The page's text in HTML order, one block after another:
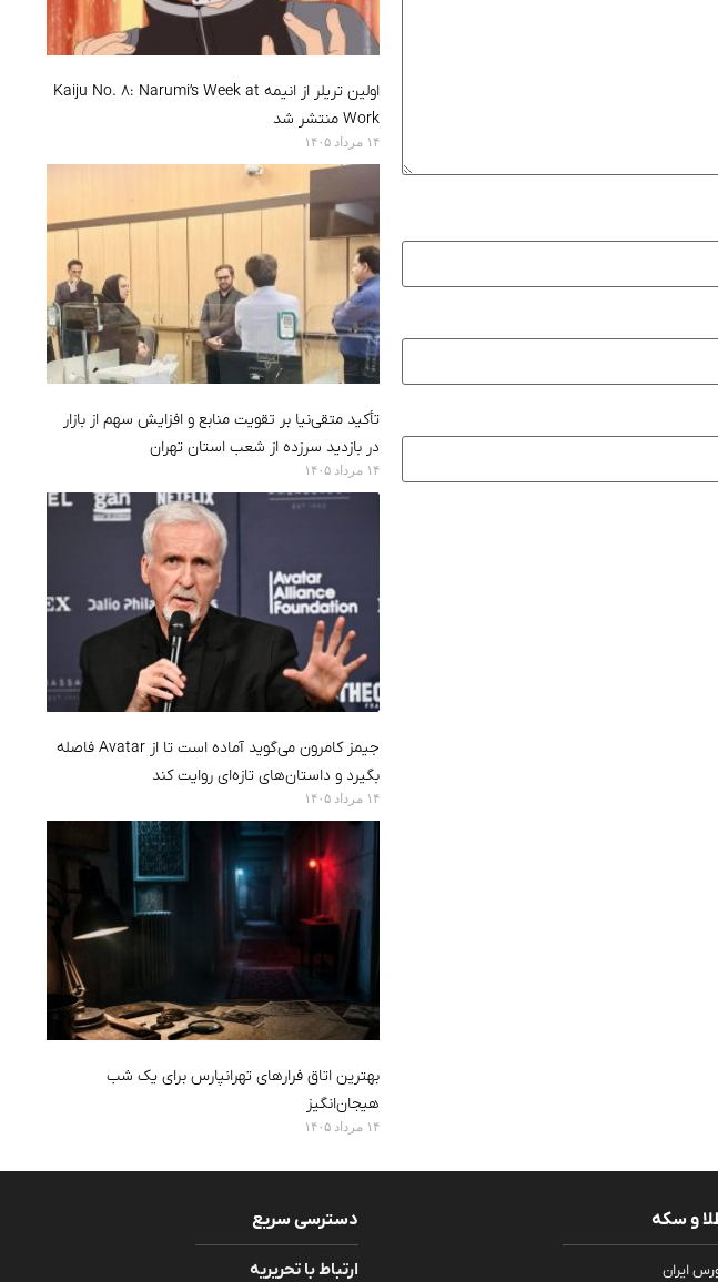
اولین تریلر از انیمه Kaiju No. 8: Narumi’s Week at
Work منتشر شد
۱۴ مرداد ۱۴۰۵
تأکید متقی‌نیا بر تقویت منابع و افزایش سهم از بازار
در بازدید سرزده از شعب استان تهران
۱۴ مرداد ۱۴۰۵
جیمز کامرون می‌گوید آماده است تا از Avatar فاصله
بگیرد و داستان‌های تازه‌ای روایت کند
۱۴ مرداد ۱۴۰۵
بهترین اتاق فرارهای تهرانپارس برای یک شب
هیجان‌انگیز
۱۴ مرداد ۱۴۰۵
و سکه
ایران
دسترسی سریع
ارتباط با تحریریه